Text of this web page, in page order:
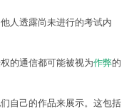
人透露尚未进行的考试内
的通信都可能被视为作弊的
自己的作品来展示。这包括